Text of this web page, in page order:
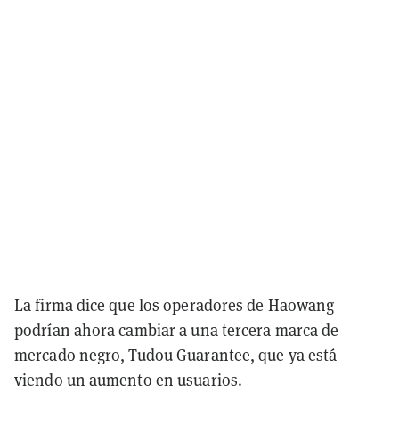
La firma dice que los operadores de Haowang
podrían ahora cambiar a una tercera marca de
mercado negro, Tudou Guarantee, que ya está
viendo un aumento en usuarios.